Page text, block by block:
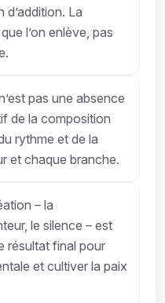
La
l’on enlève, pas
pas une absence
de la composition
rythme et de la
et chaque branche.
– la
le silence – est
résultat final pour
et cultiver la paix